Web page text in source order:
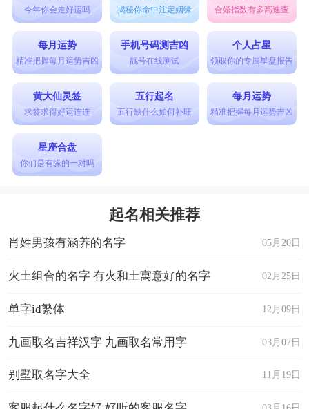
今年你会走好运吗 揭秘你命中注定姻缘 合婚指数有多高速查
每月运势
精准把握每月运势吉凶
手机号码测吉凶
靓号在线测试
个人占星
领取你的专属星盘报告
黄大仙灵签
求签求得好运连连
五行起名
五行缺什么如何补旺
每月运势
精准把握每月运势吉凶
星座合盘
你们是有缘的一对吗
起名相关推荐
05月20日
肖姓男孩有涵养的名字
02月25日
火土组合的名字 有火和土寓意好的名字
12月09日
单字id繁体
03月07日
九画取名吉祥汉字 九画取名常用字
11月19日
别墅取名字大全